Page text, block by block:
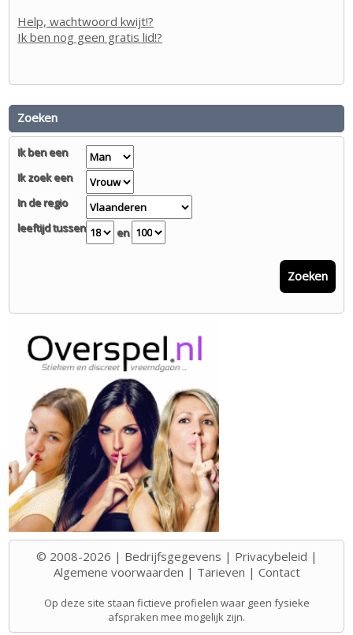
Help, wachtwoord kwijt!?
Ik ben nog geen gratis lid!?
Zoeken
Ik ben een
Ik zoek een
In de regio
leeftijd tussen
en
Zoeken
© 2008-2026 | Bedrijfsgegevens | Privacybeleid |
Algemene voorwaarden | Tarieven | Contact
Op deze site staan fictieve profielen waar geen fysieke
afspraken mee mogelijk zijn.